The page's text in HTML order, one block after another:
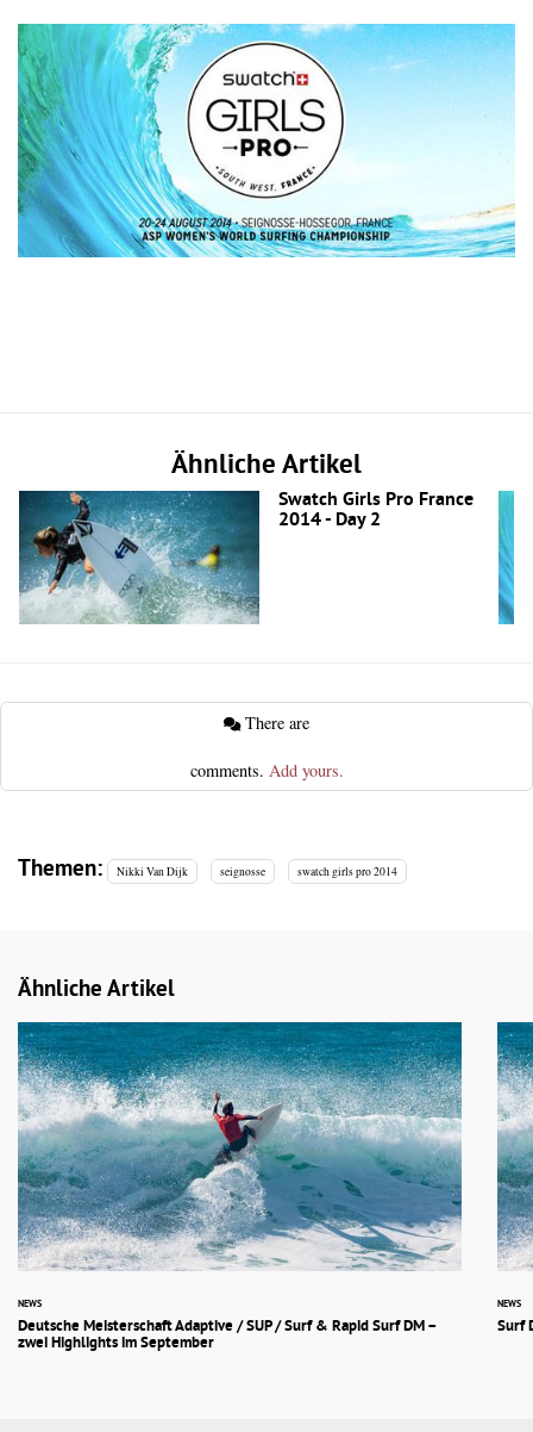
Ähnliche Artikel
Swatch Girls Pro France
2014 - Day 2
comments. Add yours.
Themen: Nikki Van Dijk seignosse swatch girls pro 2014
Ähnliche Artikel
NEWS
Deutsche Meisterschaft Adaptive / SUP / Surf & Rapid Surf DM –
zwei Highlights im September
NEWS
Surf